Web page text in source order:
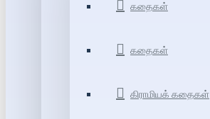
கதைகள்
கதைகள்
கிராமியக் கதைகள்